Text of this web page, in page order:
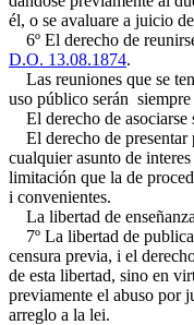
él, o se avaluare a juicio
6º El derecho de
D.O. 13.08.1874.
Las reuniones que se
uso público serán
El derecho de asociarse
El derecho de presentar
cualquier asunto de
limitación que la de
i convenientes.
La libertad de
7º La libertad de
censura previa, i el
de esta libertad, sino en
previamente el abuso por
arreglo a la lei.